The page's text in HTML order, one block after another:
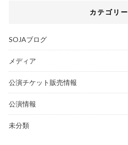
カテゴリー
SOJAブログ
メディア
公演チケット販売情報
公演情報
未分類